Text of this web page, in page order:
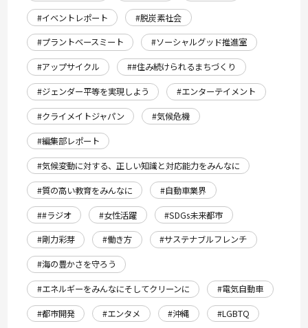
#イベントレポート
#脱炭素社会
#プラントベースミート
#ソーシャルグッド推進室
#アップサイクル
##住み続けられるまちづくり
#ジェンダー平等を実現しよう
#エンターテイメント
#クライメイトジャパン
#気候危機
#編集部レポート
#気候変動に対する、正しい知識と対応能力をみんなに
#質の高い教育をみんなに
#自動車業界
##ラジオ
#女性活躍
#SDGs未来都市
#剛力彩芽
#働き方
#サステナブルフレンチ
#海の豊かさを守ろう
#エネルギーをみんなにそしてクリーンに
#電気自動車
#都市開発
#エンタメ #沖縄
#LGBTQ